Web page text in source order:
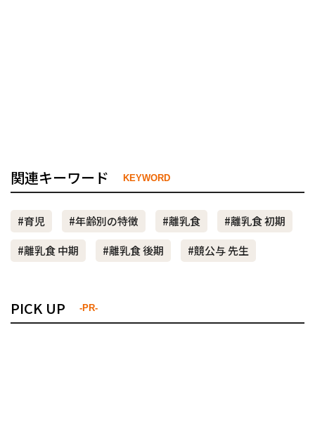
関連キーワード KEYWORD
#育児 #年齢別の特徴 #離乳食
#離乳食 初期
#離乳食 中期
#離乳食 後期 #競公与 先生
PICK UP -PR-